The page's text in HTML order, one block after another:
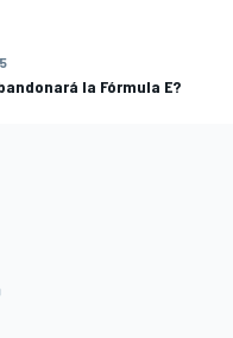
la Fórmula E?